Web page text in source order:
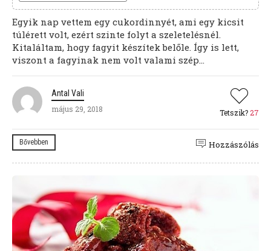
Egyik nap vettem egy cukordinnyét, ami egy kicsit
túlérett volt, ezért szinte folyt a szeletelésnél.
Kitaláltam, hogy fagyit készítek belőle. Így is lett,
viszont a fagyinak nem volt valami szép...
Antal Vali
május 29, 2018
Tetszik? 27
Bővebben Hozzászólás